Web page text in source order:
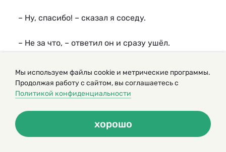
– Ну, спасибо! – сказал я соседу.
– Не за что, – ответил он и сразу ушёл.
А я постелил в прихожей мягкий коврик,
посадил на него Чудо-Юдо и налил ему в
блюдечко молока. Чудо-Юдо выпило молоко,
на обрубок слоновьего хобота, уморительно
посмотрело на меня.
Мы используем файлы cookie и метрические программы.
Продолжая работу с сайтом, вы соглашаетесь с
Политикой конфиденциальности
хорошо